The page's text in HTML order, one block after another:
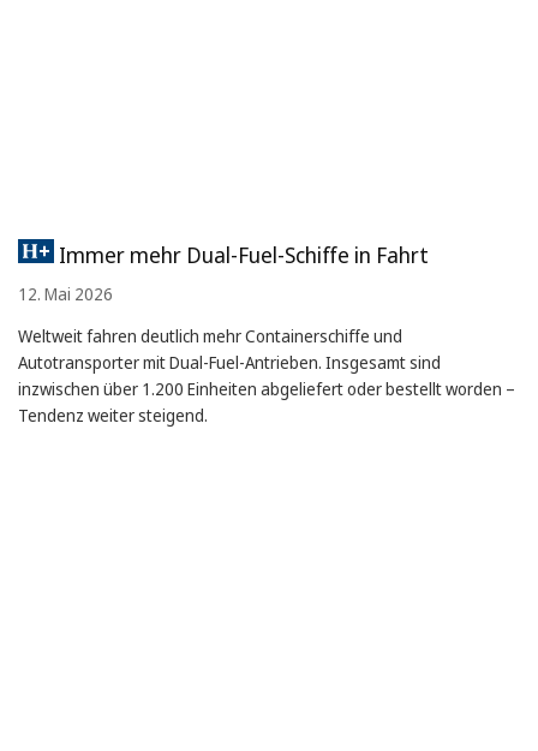
Immer mehr Dual-Fuel-Schiffe in Fahrt
12. Mai 2026
Weltweit fahren deutlich mehr Containerschiffe und
Autotransporter mit Dual-Fuel-Antrieben. Insgesamt sind
inzwischen über 1.200 Einheiten abgeliefert oder bestellt worden –
Tendenz weiter steigend.